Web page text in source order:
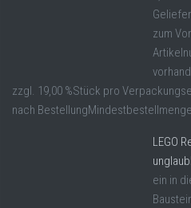
zum
zzgl. 19,00 %Stück pro
nach BestellungMindestbestellmenge
LEGO
ein in